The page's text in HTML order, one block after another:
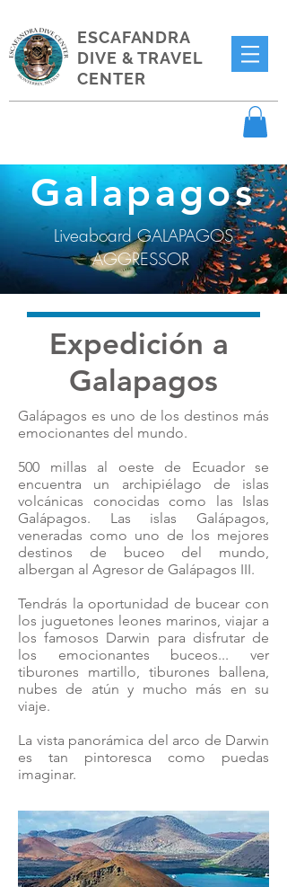
ESCAFANDRA
DIVE & TRAVEL
CENTER
Galapagos
Liveaboard GALAPAGOS
AGGRESSOR
Expedición a
Galapagos
Galápagos es uno de los destinos más
emocionantes del mundo.
500 millas al oeste de Ecuador se
encuentra un archipiélago de islas
volcánicas conocidas como las Islas
Galápagos. Las islas Galápagos,
veneradas como uno de los mejores
destinos de buceo del mundo,
albergan al Agresor de Galápagos III.
Tendrás la oportunidad de bucear con
los juguetones leones marinos, viajar a
los famosos Darwin para disfrutar de
los emocionantes buceos... ver
tiburones martillo, tiburones ballena,
nubes de atún y mucho más en su
viaje.
La vista panorámica del arco de Darwin
es tan pintoresca como puedas
imaginar.